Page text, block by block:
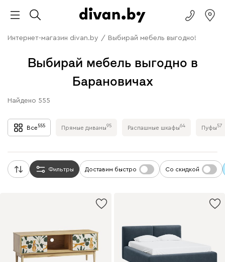
Интернет-магазин divan.by / Выбирай мебель выгодно!
Выбирай мебель выгодно в
Барановичах
Найдено 555
Все555 Прямые диваны95 Распашные шкафы64 Пуфы57
Фильтры Доставим быстро Со скидкой